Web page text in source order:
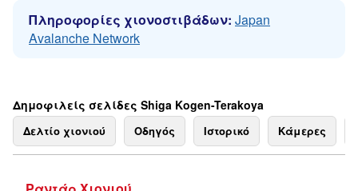
Πληροφορίες χιονοστιβάδων: Japan
Avalanche Network
Δημοφιλείς σελίδες Shiga Kogen-Terakoya
Δελτίο χιονιού Οδηγός Ιστορικό Κάμερες